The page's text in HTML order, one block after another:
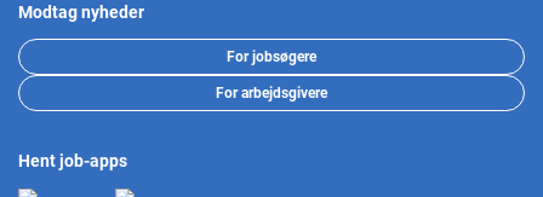
Modtag nyheder
For jobsøgere
For arbejdsgivere
Hent job-apps